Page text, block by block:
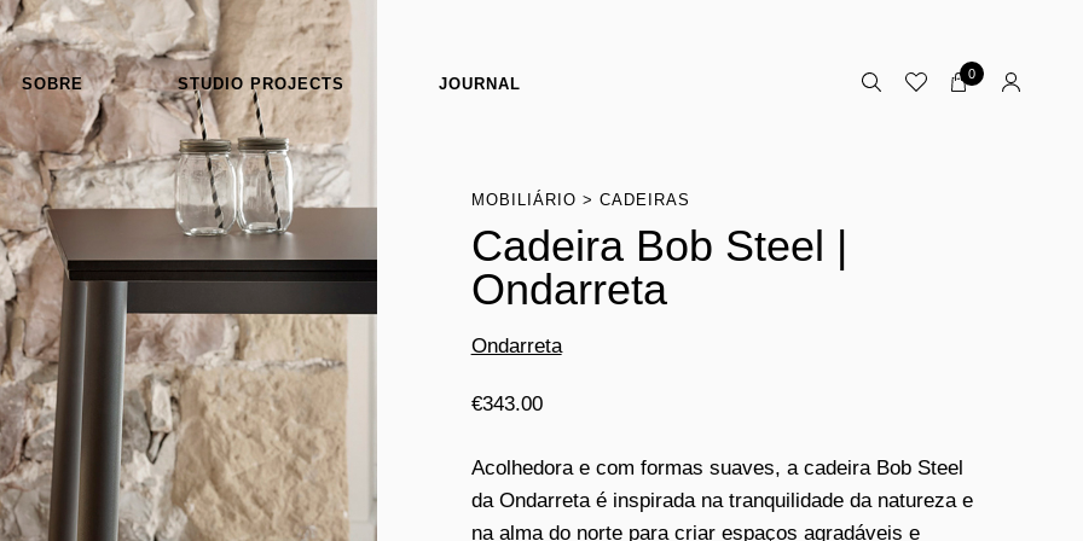
SOBRE STUDIO PROJECTS JOURNAL
0
MOBILIÁRIO CADEIRAS
Cadeira Bob Steel |
Ondarreta
Ondarreta
€343.00
Acolhedora e com formas suaves, a cadeira Bob Steel
da Ondarreta é inspirada na tranquilidade da natureza e
na alma do norte para criar espaços agradáveis ​​e